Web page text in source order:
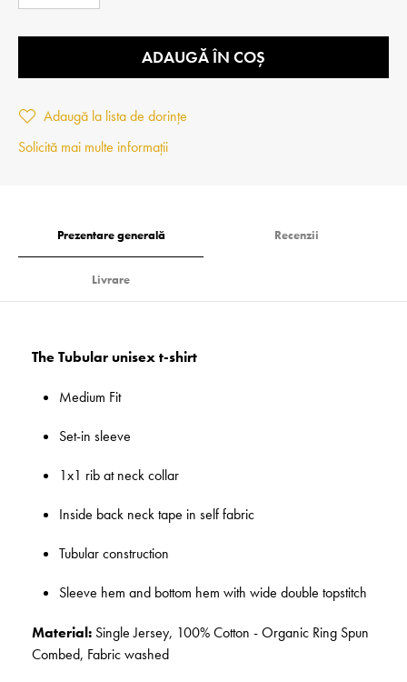
ADAUGĂ ÎN COȘ
Adaugă la lista de dorințe
Solicită mai multe informații
Prezentare generală Recenzii
Livrare
The Tubular unisex t-shirt
Medium Fit
Set-in sleeve
1x1 rib at neck collar
Inside back neck tape in self fabric
Tubular construction
Sleeve hem and bottom hem with wide double topstitch
Material: Single Jersey, 100% Cotton - Organic Ring Spun
Combed, Fabric washed